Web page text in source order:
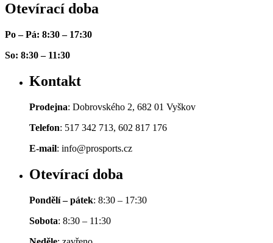
Otevírací doba
Po – Pá: 8:30 – 17:30
So: 8:30 – 11:30
Kontakt
Prodejna: Dobrovského 2, 682 01 Vyškov
Telefon: 517 342 713, 602 817 176
E-mail: info@prosports.cz
Otevírací doba
Pondělí – pátek: 8:30 – 17:30
Sobota: 8:30 – 11:30